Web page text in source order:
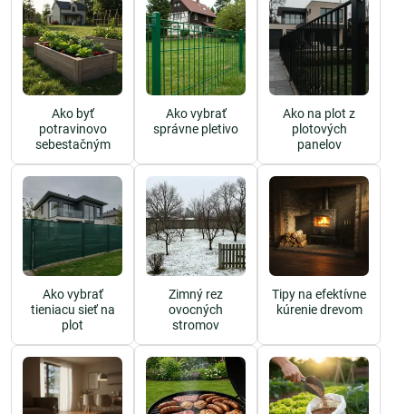
Ako byť
potravinovo
sebestačným
Ako vybrať
správne pletivo
Ako na plot z
plotových
panelov
Ako vybrať
tieniacu sieť na
plot
Zimný rez
ovocných
stromov
Tipy na efektívne
kúrenie drevom